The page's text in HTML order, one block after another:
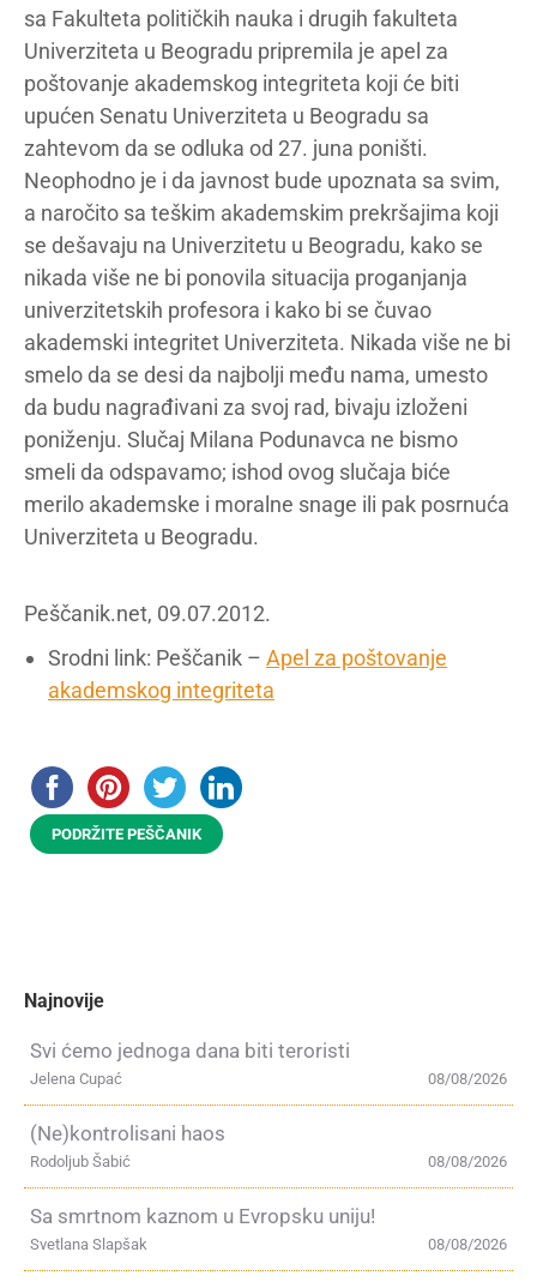
sa Fakulteta političkih nauka i drugih fakulteta
Univerziteta u Beogradu pripremila je apel za
poštovanje akademskog integriteta koji će biti
upućen Senatu Univerziteta u Beogradu sa
zahtevom da se odluka od 27. juna poništi.
Neophodno je i da javnost bude upoznata sa svim,
a naročito sa teškim akademskim prekršajima koji
se dešavaju na Univerzitetu u Beogradu, kako se
nikada više ne bi ponovila situacija proganjanja
univerzitetskih profesora i kako bi se čuvao
akademski integritet Univerziteta. Nikada više ne bi
smelo da se desi da najbolji među nama, umesto
da budu nagrađivani za svoj rad, bivaju izloženi
poniženju. Slučaj Milana Podunavca ne bismo
smeli da odspavamo; ishod ovog slučaja biće
merilo akademske i moralne snage ili pak posrnuća
Univerziteta u Beogradu.
Peščanik.net, 09.07.2012.
Srodni link: Peščanik – Apel za poštovanje
akademskog integriteta
PODRŽITE PEŠČANIK
Najnovije
Svi ćemo jednoga dana biti teroristi
08/08/2026
Jelena Cupać
(Ne)kontrolisani haos
08/08/2026
Rodoljub Šabić
Sa smrtnom kaznom u Evropsku uniju!
08/08/2026
Svetlana Slapšak